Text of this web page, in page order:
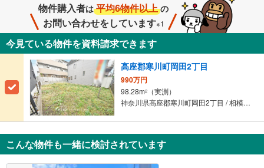
物件購入者は 平均6物件以上 の
お問い合わせをしています※1
今見ている物件を資料請求できます
高座郡寒川町岡田2丁目
990万円
98.28m2
（実測）
神奈川県高座郡寒川町岡田2丁目 / 相模線 「寒川」駅 徒歩9分
こんな物件も一緒に検討されています